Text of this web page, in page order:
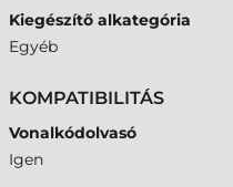
Kiegészítő alkategória
Egyéb
KOMPATIBILITÁS
Vonalkódolvasó
Igen